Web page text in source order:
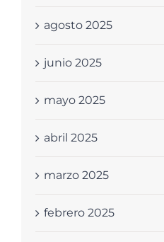
agosto 2025
junio 2025
mayo 2025
abril 2025
marzo 2025
febrero 2025